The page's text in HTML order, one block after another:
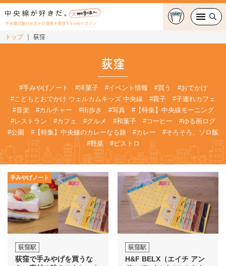
中央線沿線のお出かけ情報を発信するwebマガジン
スイーツ・テイクアウト
おでかけ
ショッピング
中央線カルチャー
特集
連載
中央線フェス
イベント情報
トップ 荻窪
荻窪
#手みやげノート #洋菓子 #イベント情報 #買う
#おでかけ
#こどもとおでかけ ウェルカムキッズ 中央線
#親子
#子連れカフェ
#音楽
#カルチャー #街歩き #写真
#【特集】中央線モーニング
#レストラン
#カフェ #グルメ #和菓子 #コーヒー
#ゆる画ログ
#公園
#【特集】中央線のカレーなる旅 #カレー
#そろそろ、ソロ飯
#野菜
#ビストロ
手みやげノート
荻窪駅
荻窪で手みやげを買うな
荻窪駅
H&F BELX（エイチ アン